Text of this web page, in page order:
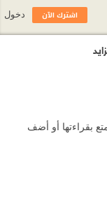
بقراءتها أو أضف
اشترك الآن دخول